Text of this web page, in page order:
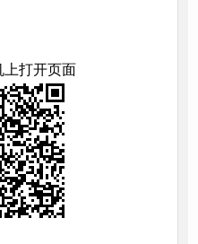
上打开页面